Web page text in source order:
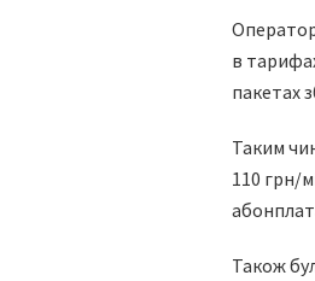
в
пакетах
Таким
110 грн/
Також